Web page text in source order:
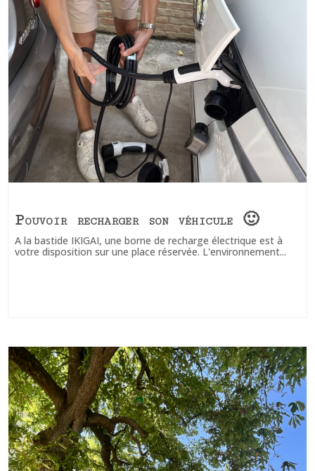
Pouvoir recharger son véhicule 🙂
A la bastide IKIGAI, une borne de recharge électrique est à
votre disposition sur une place réservée. L'environnement...